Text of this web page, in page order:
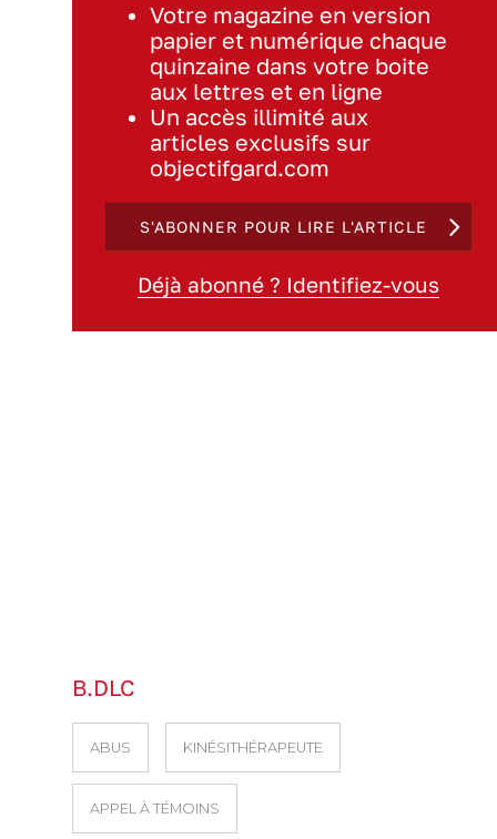
Votre magazine en version
papier et numérique chaque
quinzaine dans votre boite
aux lettres et en ligne
Un accès illimité aux
articles exclusifs sur
objectifgard.com
S'ABONNER POUR LIRE L'ARTICLE
Déjà abonné ? Identifiez-vous
B.DLC
ABUS KINÉSITHÉRAPEUTE
APPEL À TÉMOINS